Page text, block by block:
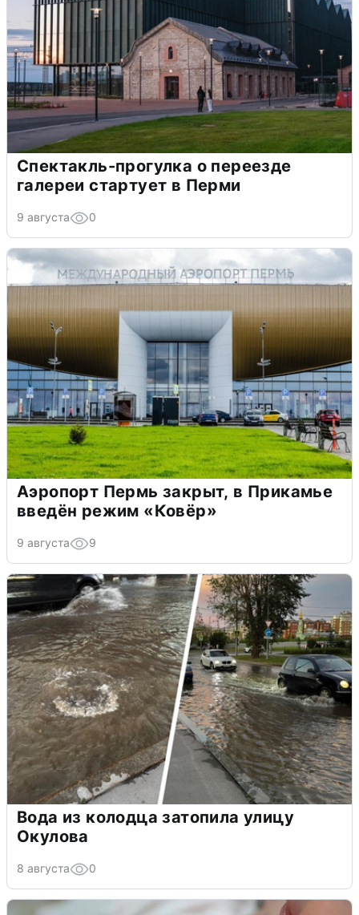
Спектакль-прогулка о переезде
галереи стартует в Перми
9 августа 0
Аэропорт Пермь закрыт, в Прикамье
введён режим «Ковёр»
9 августа 9
Вода из колодца затопила улицу
Окулова
8 августа 0